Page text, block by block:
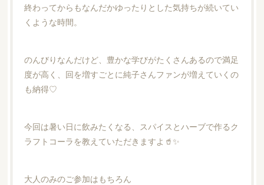
終わってからもなんだかゆったりとした気持ちが続いてい
くような時間。
のんびりなんだけど、豊かな学びがたくさんあるので満足
度が高く、回を増すごとに純子さんファンが増えていくの
も納得♡
今回は暑い日に飲みたくなる、スパイスとハーブで作るク
ラフトコーラを教えていただきますよ🥤✨
大人のみのご参加はもちろん